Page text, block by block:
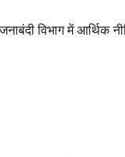
विभाग में आर्थिक